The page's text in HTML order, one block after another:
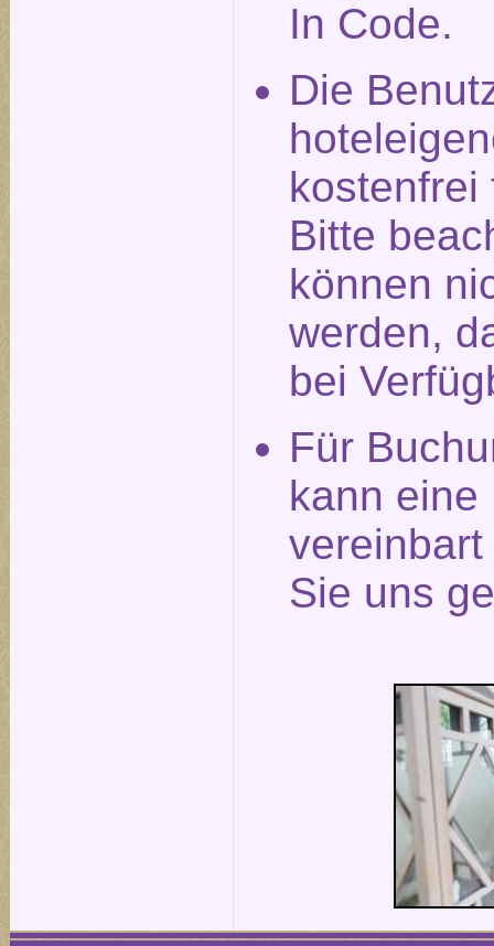
In Code.
Die
kostenfrei
Bitte
können
werden,
bei
Für
kann eine
Sie uns